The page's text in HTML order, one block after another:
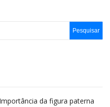
da figura paterna